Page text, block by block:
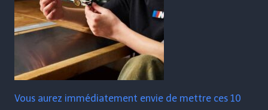
Vous aurez immédiatement envie de mettre ces 10